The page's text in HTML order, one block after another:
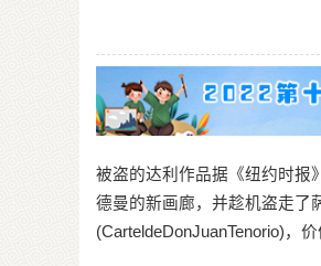
被盗的达利作品据《纽约时报
德曼的新画廊，并趁机盗走了
(CarteldeDonJuanTenorio)，